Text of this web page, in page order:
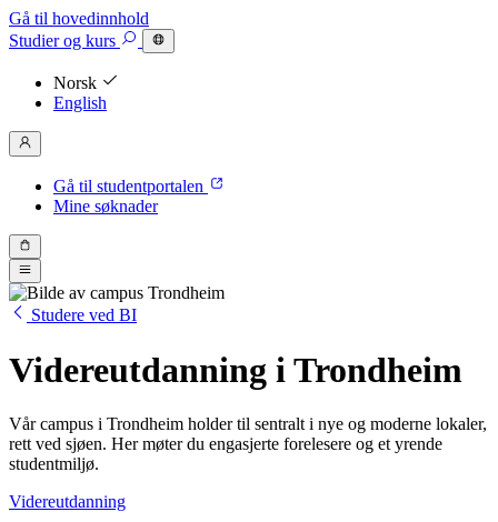
Gå til hovedinnhold
Studierog kurs
Norsk
English
Gå til studentportalen
Mine søknader
Studere ved BI
Videreutdanning i Trondheim
Vår campus i Trondheim holder til sentralt i nye og moderne lokaler,
rett ved sjøen. Her møter du engasjerte forelesere og et yrende
studentmiljø.
Videreutdanning